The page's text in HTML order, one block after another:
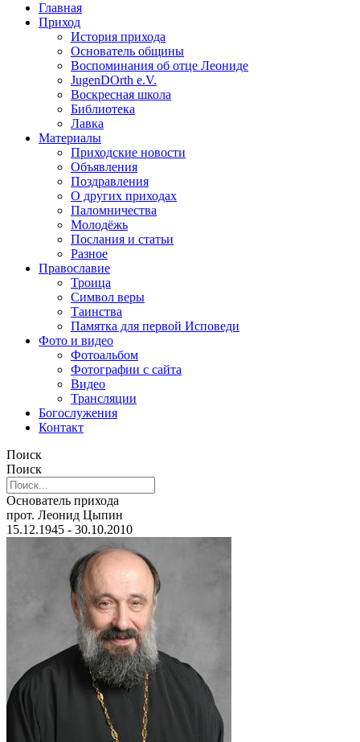
Главная
Приход
История прихода
Основатель общины
Воспоминания об отце Леониде
JugenDOrth e.V.
Воскресная школа
Библиотека
Лавка
Материалы
Приходские новости
Объявления
Поздравления
О других приходах
Паломничества
Молодёжь
Послания и статьи
Разное
Православие
Троица
Символ веры
Таинства
Памятка для первой Исповеди
Фото и видео
Фотоальбом
Фотографии с сайта
Видео
Трансляции
Богослужения
Контакт
Поиск
Поиск
Основатель прихода
прот. Леонид Цыпин
15.12.1945 - 30.10.2010